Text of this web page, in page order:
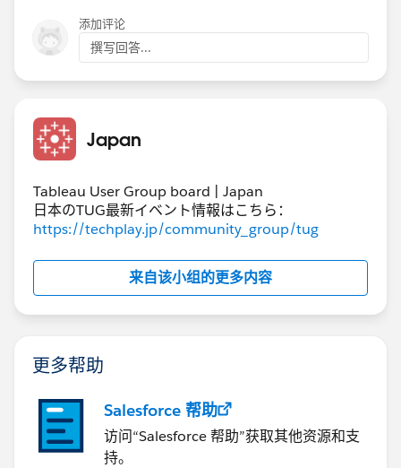
添加评论
撰写回答...
Japan
Tableau User Group board | Japan
日本のTUG最新イベント情報はこちら：
https://techplay.jp/community_group/tug
来自该小组的更多内容
更多帮助
Salesforce 帮助
访问“Salesforce 帮助”获取其他资源和支
持。